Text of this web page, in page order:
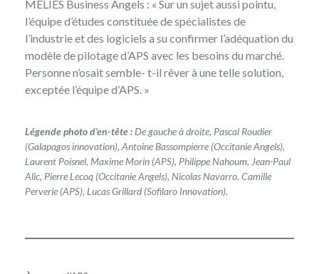
MELIES Business Angels : « Sur un sujet aussi pointu,
l’équipe d’études constituée de spécialistes de
l’industrie et des logiciels a su confirmer l’adéquation du
modèle de pilotage d’APS avec les besoins du marché.
Personne n’osait semble- t-il rêver à une telle solution,
exceptée l’équipe d’APS. »
Légende photo d’en-tête : De gauche à droite, Pascal Roudier
(Galapagos innovation), Antoine Bassompierre (Occitanie Angels),
Laurent Poisnel, Maxime Morin (APS), Philippe Nahoum, Jean-Paul
Alic, Pierre Lecoq (Occitanie Angels), Nicolas Navarro, Camille
Perverie (APS), Lucas Grillard (Sofilaro Innovation).